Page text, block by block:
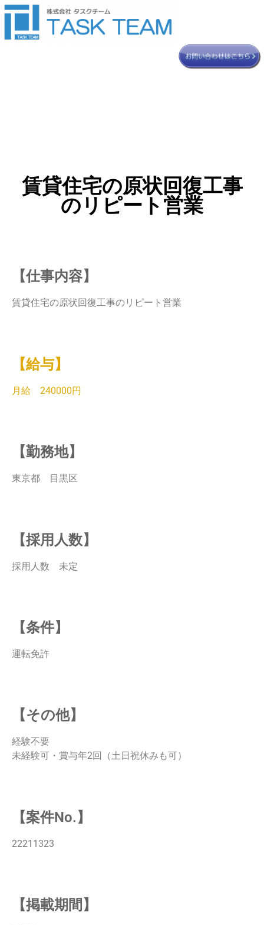
賃貸住宅の原状回復工事
のリピート営業
【仕事内容】
賃貸住宅の原状回復工事のリピート営業
【給与】
月給 240000円
【勤務地】
東京都 目黒区
【採用人数】
採用人数 未定
【条件】
運転免許
【その他】
経験不要
未経験可・賞与年2回（土日祝休みも可）
【案件No.】
22211323
【掲載期間】